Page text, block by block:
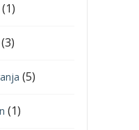
(1)
(3)
(5)
(1)